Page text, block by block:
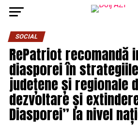
SOCIAL
RePatriot recomandă
diasporei în
județene și regionale
dezvoltare și
Diasporei” la nivel